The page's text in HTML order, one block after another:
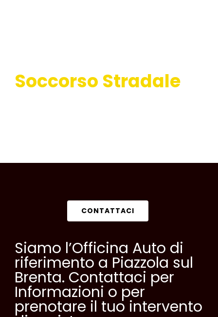
riferimento a Piazzola sul
Brenta. Contattaci per
Informazioni o per
prenotare il tuo intervento
di assistenza.